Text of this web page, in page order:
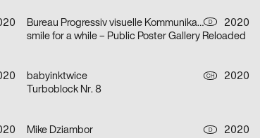
Bureau Progressiv visuelle Kommunikation D
2020
smile for a while – Public Poster Gallery Reloaded
babyinktwice CH
2020
Turboblock Nr. 8
Mike Dziambor D
2020